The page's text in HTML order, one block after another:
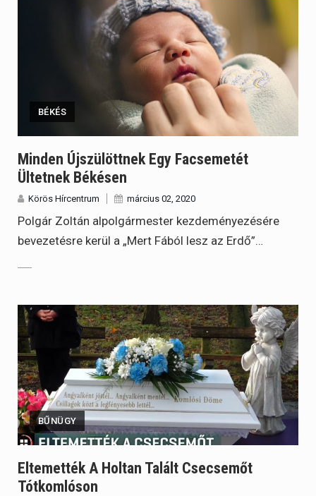
BÉKÉS
Minden Újszülöttnek Egy Facsemetét
Ültetnek Békésen
Körös Hírcentrum március 02, 2020
Polgár Zoltán alpolgármester kezdeményezésére
bevezetésre kerül a „Mert Fából lesz az Erdő”…
BŰNÜGY
Eltemették A Holtan Talált Csecsemőt
Tótkomlóson